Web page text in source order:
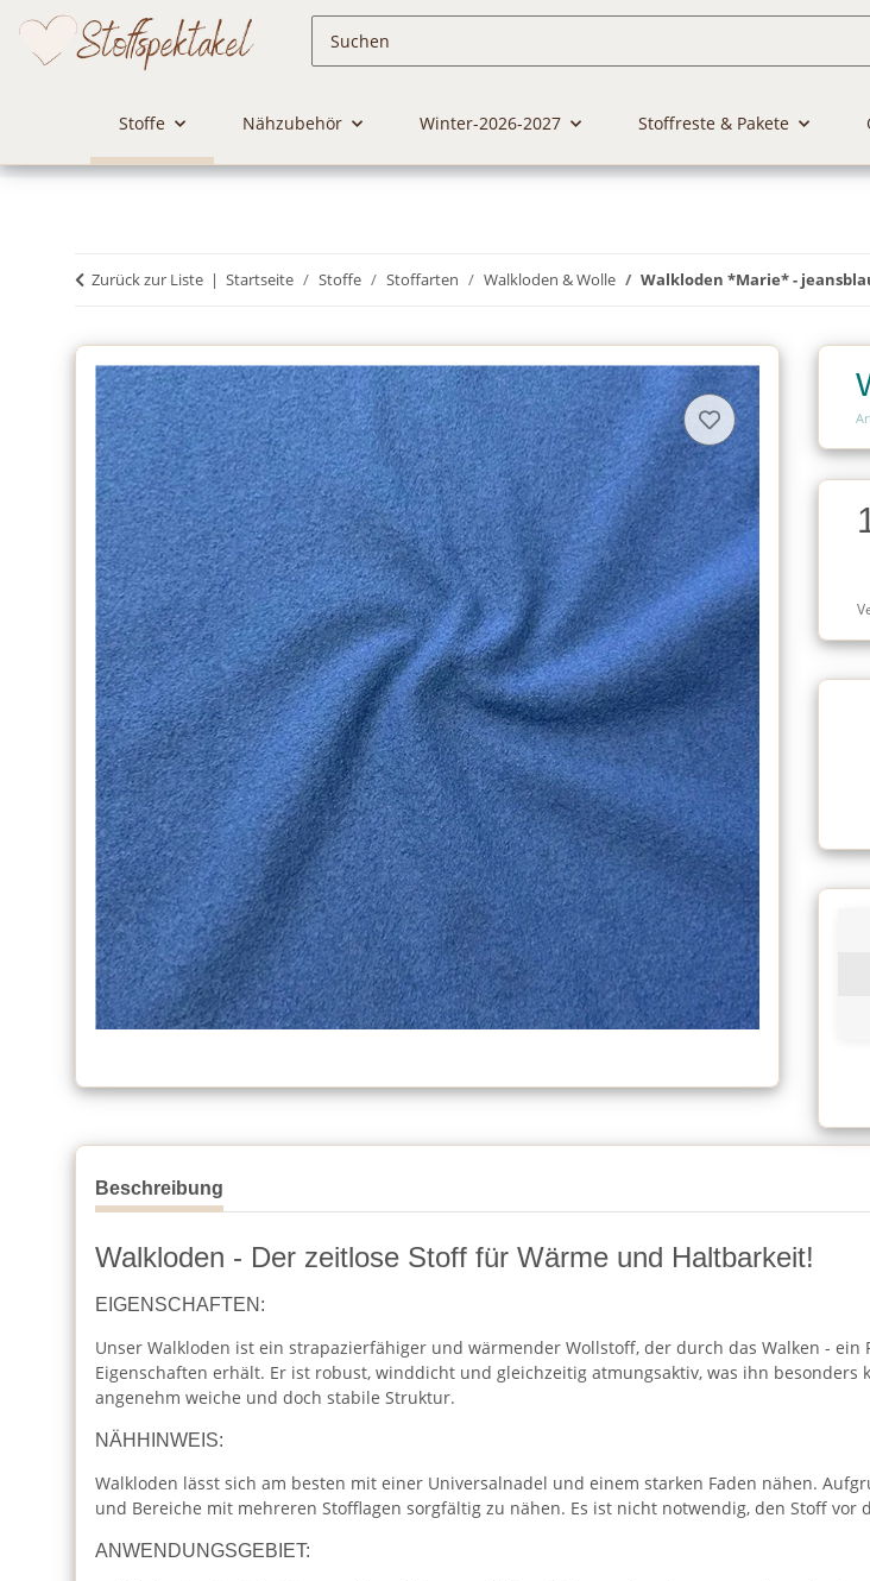
Stoffe Nähzubehör Winter-2026-2027 Stoffreste & Pakete
Zurück zur Liste Startseite Stoffe Stoffarten Walkloden & Wolle Walkloden *Marie* -
Charge
Charge
Beschreibung
Walkloden - Der zeitlose Stoff für Wärme und Haltbarkeit!
EIGENSCHAFTEN:
Unser Walkloden ist ein strapazierfähiger und wärmender Wollstoff, der durch das Walken -
Eigenschaften erhält. Er ist robust, winddicht und gleichzeitig atmungsaktiv, was ihn
angenehm weiche und doch stabile Struktur.
NÄHHINWEIS:
Walkloden lässt sich am besten mit einer Universalnadel und einem starken Faden nähen.
und Bereiche mit mehreren Stofflagen sorgfältig zu nähen. Es ist nicht notwendig, den Stoff vor
ANWENDUNGSGEBIET: